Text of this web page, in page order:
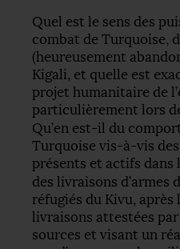
Quel est le sens des
combat de Turquoise,
(heureusement
Kigali, et quelle est
projet humanitaire de
particulièrement lors
Qu’en est-il du
Turquoise vis-à-vis
présents et actifs dans
des livraisons d’armes
réfugiés du Kivu,
livraisons attestées
sources et visant un